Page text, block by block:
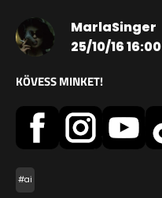
MarlaSinger
25/10/16 16:00
KÖVESS MINKET!
#ai